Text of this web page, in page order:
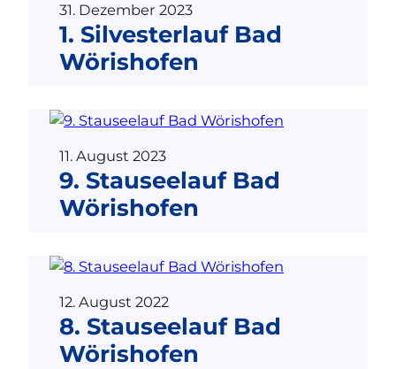
31. Dezember 2023
1. Silvesterlauf Bad
Wörishofen
11. August 2023
9. Stauseelauf Bad
Wörishofen
12. August 2022
8. Stauseelauf Bad
Wörishofen